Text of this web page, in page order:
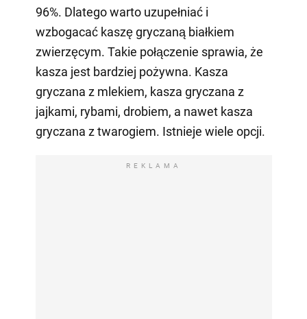
96%. Dlatego warto uzupełniać i
wzbogacać kaszę gryczaną białkiem
zwierzęcym. Takie połączenie sprawia, że
kasza jest bardziej pożywna. Kasza
gryczana z mlekiem, kasza gryczana z
jajkami, rybami, drobiem, a nawet kasza
gryczana z twarogiem. Istnieje wiele opcji.
REKLAMA